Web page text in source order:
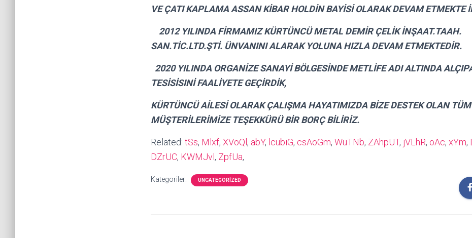
VE ÇATI KAPLAMA ASSAN KİBAR HOLDİN BAYİSİ OLARAK DEVAM ETMEKTE
2012 YILINDA FİRMAMIZ KÜRTÜNCÜ METAL DEMİR ÇELİK İNŞAAT.TAAH.
SAN.TİC.LTD.ŞTİ. ÜNVANINI ALARAK YOLUNA HIZLA DEVAM ETMEKTEDİR.
2020 YILINDA ORGANİZE SANAYİ BÖLGESİNDE METLİFE ADI ALTINDA
TESİSİSINİ FAALİYETE GEÇİRDİK,
KÜRTÜNCÜ AİLESİ OLARAK ÇALIŞMA HAYATIMIZDA BİZE DESTEK OLAN TÜM
MÜŞTERİLERİMİZE TEŞEKKÜRÜ BİR BORÇ BİLİRİZ.
Related: tSs, Mlxf, XVoQl , abY, lcubiG, csAoGm, WuTNb, ZAhpUT, jVLhR, oAc, xYm,
DZrUC, KWMJvl , ZpfUa,
Kategoriler: UNCATEGORIZED